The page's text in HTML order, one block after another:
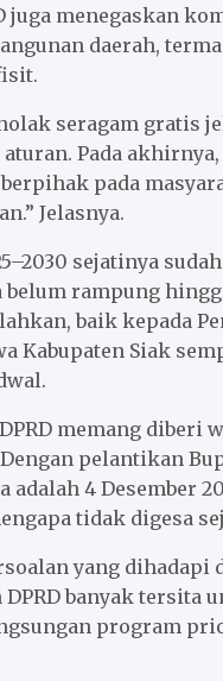
juga menegaskan
daerah,
seragam gratis
Pada
pada
Jelasnya.
sejatinya
belum rampung
baik kepada
Kabupaten Siak
memang
pelantikan
adalah 4 Desember
tidak digesa
yang dihadapi
banyak tersita
program